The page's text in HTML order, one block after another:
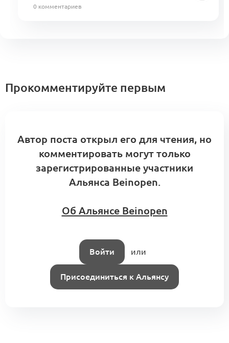
0 комментариев
Прокомментируйте первым
Автор поста открыл его для чтения, но
комментировать могут только
зарегистрированные участники
Альянса Beinopen.
Об Альянсе Beinopen
Войти или
Присоединиться к Альянсу